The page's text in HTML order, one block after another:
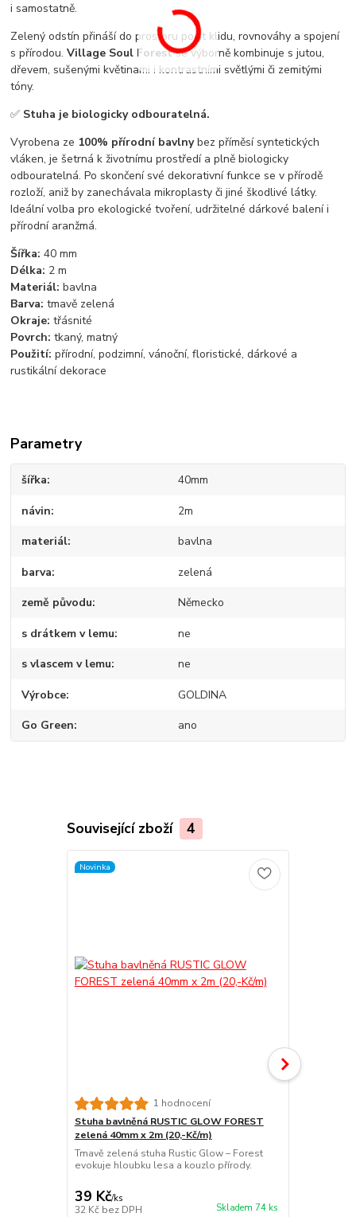
i samostatně.
Zelený odstín přináší do prostoru pocit klidu, rovnováhy a spojení
s přírodou.Village Soul Forestse výborně kombinuje s jutou,
dřevem, sušenými květinami i kontrastními světlými či zemitými
tóny.
✅ Stuha je biologicky odbouratelná.
Vyrobena ze 100% přírodní bavlnybez příměsí syntetických
vláken, je šetrná k životnímu prostředí a plně biologicky
odbouratelná. Po skončení své dekorativní funkce se v přírodě
rozloží, aniž by zanechávala mikroplasty či jiné škodlivé látky.
Ideální volba pro ekologické tvoření, udržitelné dárkové balení i
přírodní aranžmá.
Šířka: 40 mm
Délka: 2 m
Materiál: bavlna
Barva: tmavě zelená
Okraje: třásnité
Povrch: tkaný, matný
Použití: přírodní, podzimní, vánoční, floristické, dárkové a
rustikální dekorace
Parametry
šířka 40mm
návin 2m
materiál bavlna
barva zelená
země původu Německo
s drátkem v lemu ne
s vlascem v lemu ne
Výrobce GOLDINA
Go Green ano
Související zboží 4
Novinka
1 hodnocení
Stuha bavlněná RUSTIC GLOW FOREST
zelená 40mm x 2m (20,-Kč/m)
Tmavě zelená stuha Rustic Glow – Forest
evokuje hloubku lesa a kouzlo přírody.
39 Kč/ks
32 Kč bez DPH Skladem 74 ks